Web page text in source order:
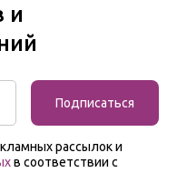
и
Подписаться
рассылок и
в соответствии с